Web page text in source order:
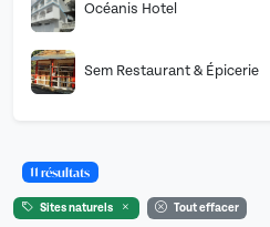
Océanis Hotel
Sem Restaurant & Épicerie
11 résultats
Sites naturels Tout effacer